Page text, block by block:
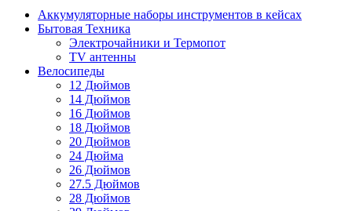
Аккумуляторные наборы инструментов в кейсах
Бытовая Техника
Электрочайники и Термопот
TV антенны
Велосипеды
12 Дюймов
14 Дюймов
16 Дюймов
18 Дюймов
20 Дюймов
24 Дюйма
26 Дюймов
27.5 Дюймов
28 Дюймов